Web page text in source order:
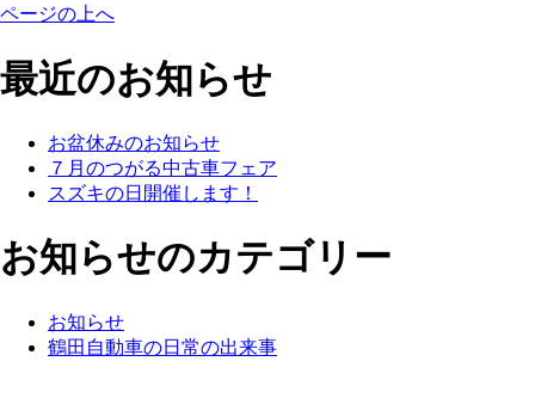
ページの上へ
最近のお知らせ
お盆休みのお知らせ
７月のつがる中古車フェア
スズキの日開催します！
お知らせのカテゴリー
お知らせ
鶴田自動車の日常の出来事